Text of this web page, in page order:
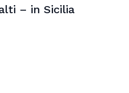
– in Sicilia